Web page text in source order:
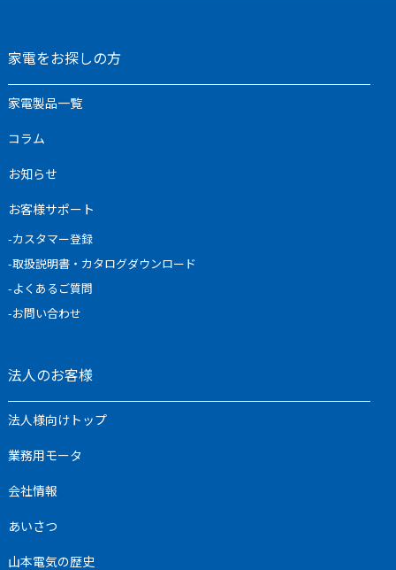
家電をお探しの方
家電製品一覧
コラム
お知らせ
お客様サポート
-カスタマー登録
-取扱説明書・カタログダウンロード
-よくあるご質問
-お問い合わせ
法人のお客様
法人様向けトップ
業務用モータ
会社情報
あいさつ
山本電気の歴史